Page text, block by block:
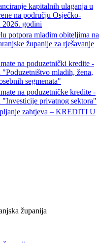
kapitalnih ulaganja u
na području Osječko-
2026. godini
potpora mladim obiteljima na
županije za rješavanje
na poduzetnički kredite -
mladih, žena,
segmenata"
na poduzetničke kredite -
"Investicije privatnog sektora"
zahtjeva – KREDITI U
županija